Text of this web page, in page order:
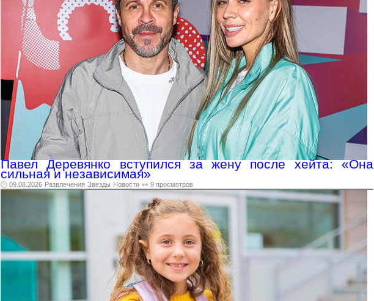
Павел Деревянко вступился за жену после хейта: «Она
сильная и независимая»
🕑 09.08.2026 Развлечения Звезды Новости 👀 9 просмотров